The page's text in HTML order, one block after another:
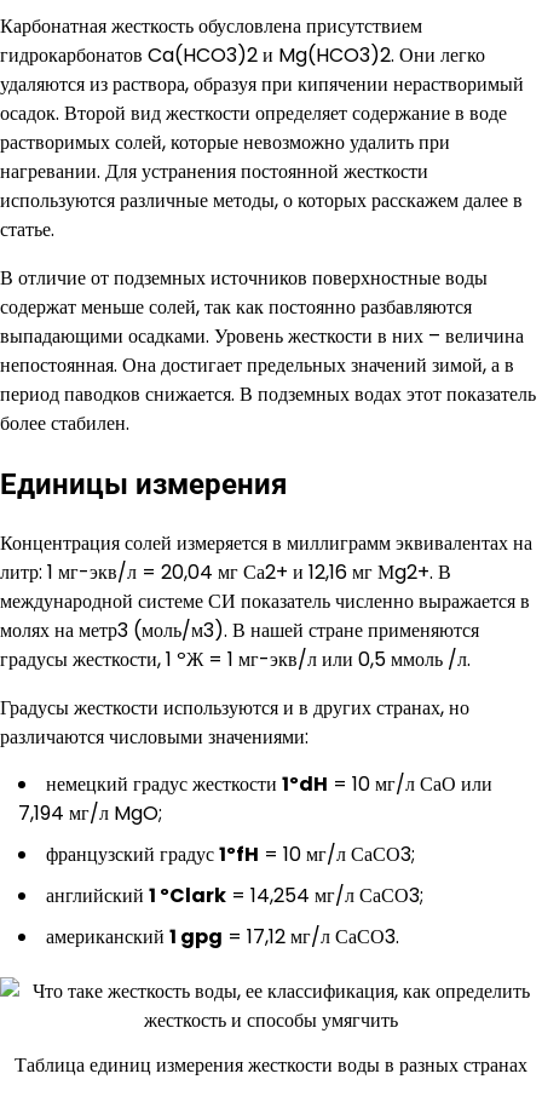
Карбонатная жесткость обусловлена присутствием
гидрокарбонатов Ca(HCO3)2 и Mg(HCO3)2. Они легко
удаляются из раствора, образуя при кипячении нерастворимый
осадок. Второй вид жесткости определяет содержание в воде
растворимых солей, которые невозможно удалить при
нагревании. Для устранения постоянной жесткости
используются различные методы, о которых расскажем далее в
статье.
В отличие от подземных источников поверхностные воды
содержат меньше солей, так как постоянно разбавляются
выпадающими осадками. Уровень жесткости в них – величина
непостоянная. Она достигает предельных значений зимой, а в
период паводков снижается. В подземных водах этот показатель
более стабилен.
Единицы измерения
Концентрация солей измеряется в миллиграмм эквивалентах на
литр: 1 мг-экв/л = 20,04 мг Са2+ и 12,16 мг Мg2+. В
международной системе СИ показатель численно выражается в
молях на метр3 (моль/м3). В нашей стране применяются
градусы жесткости, 1 ºЖ = 1 мг-экв/л или 0,5 ммоль /л.
Градусы жесткости используются и в других странах, но
различаются числовыми значениями:
немецкий градус жесткости 1ºdH = 10 мг/л СаО или
7,194 мг/л MgO;
французский градус1ºfH = 10 мг/л СаСО3;
английский 1 ºClark = 14,254 мг/л СаСО3;
американский 1 gpg = 17,12 мг/л СаСО3.
Таблица единиц измерения жесткости воды в разных странах